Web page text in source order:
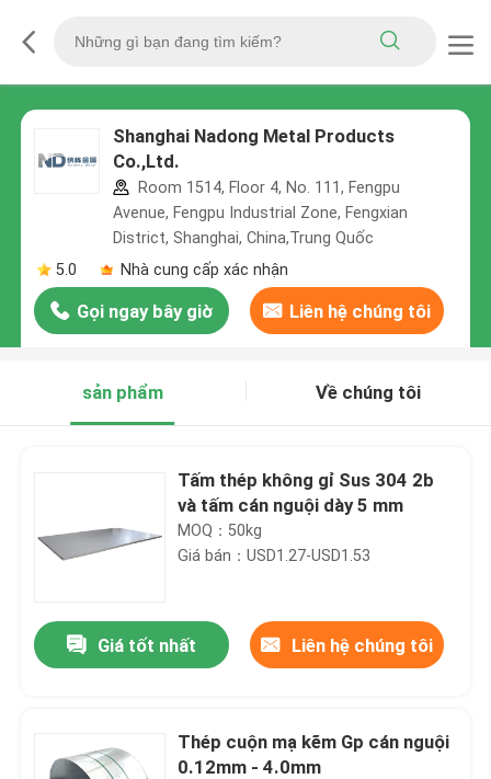
Shanghai Nadong Metal Products
Co.,Ltd.
Room 1514, Floor 4, No. 111, Fengpu
Avenue, Fengpu Industrial Zone, Fengxian
District, Shanghai, China,Trung Quốc
5.0
Nhà cung cấp xác nhận
Gọi ngay bây giờ Liên hệ chúng tôi
sản phẩm Về chúng tôi
Tấm thép không gỉ Sus 304 2b
và tấm cán nguội dày 5 mm
MOQ：50kg
Giá bán：USD1.27-USD1.53
Giá tốt nhất Liên hệ chúng tôi
Thép cuộn mạ kẽm Gp cán nguội
0.12mm - 4.0mm